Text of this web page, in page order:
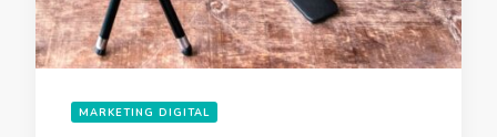
MARKETING DIGITAL